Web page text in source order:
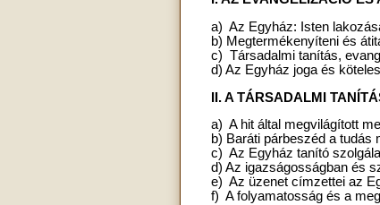
a) Az Egyház: Isten
b) Megtermékenyíteni és
c) Társadalmi tanítás,
d) Az Egyház joga és
II. A TÁRSADALMI
a) A hit által megvilágított
b) Baráti párbeszéd a tudás
c) Az Egyház tanító
d) Az igazságosságban és
e) Az üzenet címzettei az
f) A folyamatosság és a